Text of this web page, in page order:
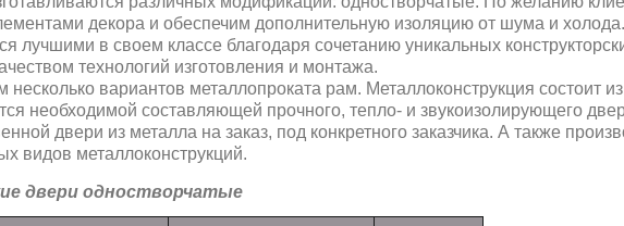
декора и обеспечим дополнительную изоляцию от шума и
лучшими в своем классе благодаря сочетанию уникальных
технологий изготовления и монтажа.
несколько вариантов металлопроката рам. Металлоконструкция состоит
необходимой составляющей прочного, тепло- и звукоизолирующего
двери из металла на заказ, под конкретного заказчика. А также
видов металлоконструкций.
двери одностворчатые